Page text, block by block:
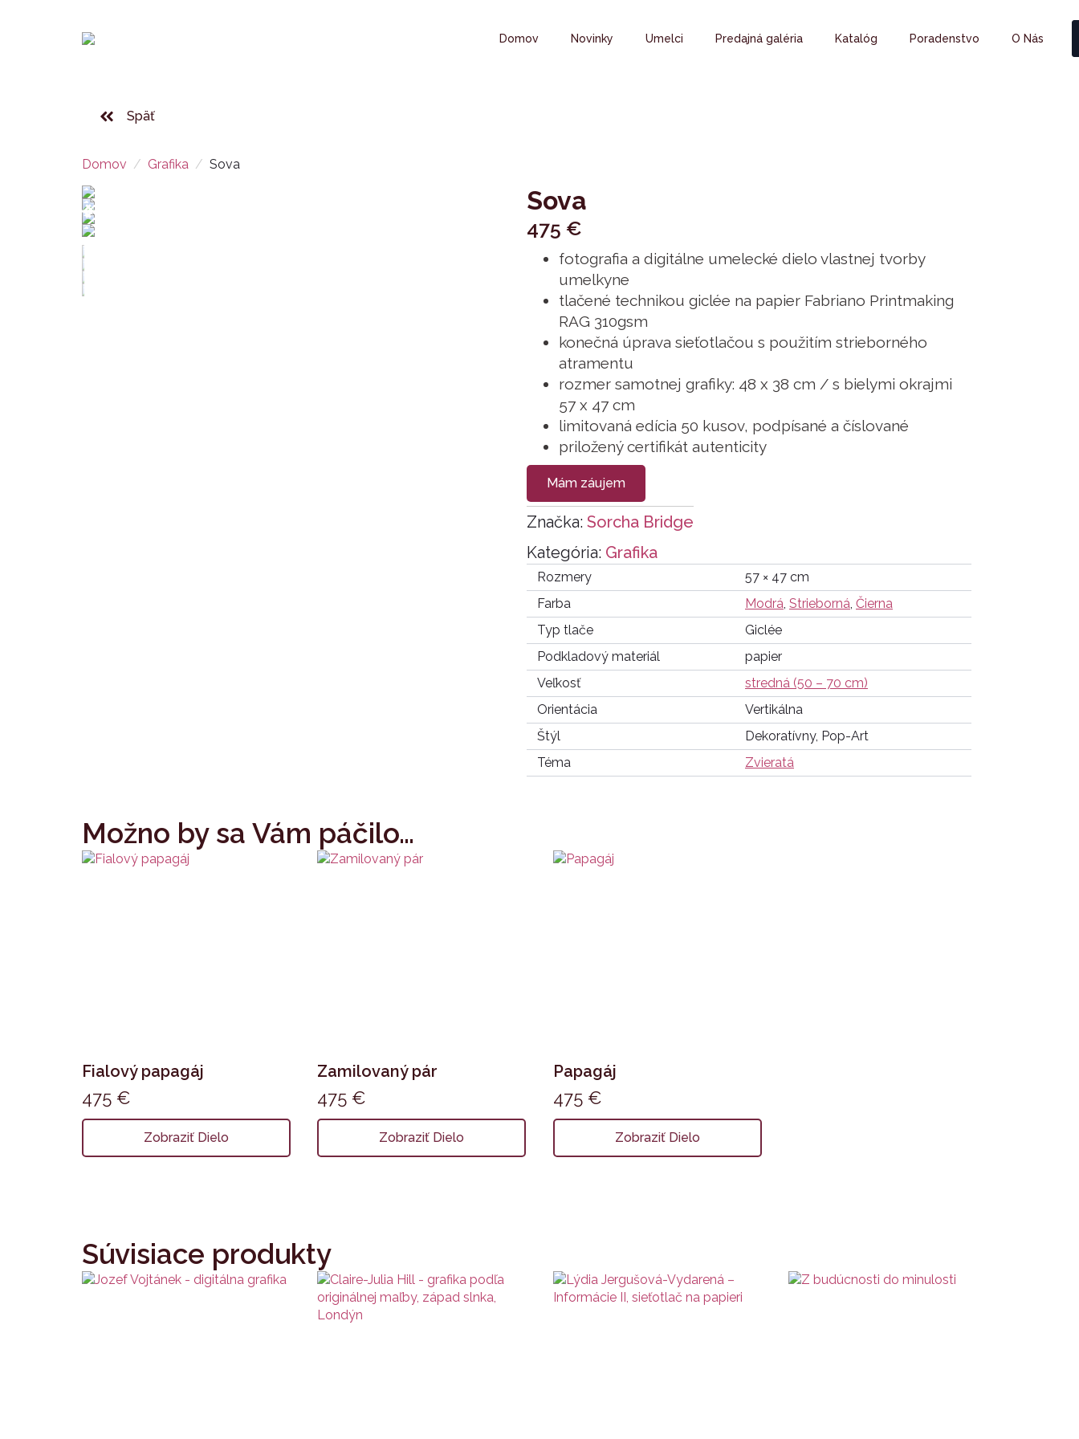
Domov Novinky Umelci Predajná galéria Katalóg Poradenstvo O Nás
Späť
Domov Grafika Sova
Sova
475 €
fotografia a digitálne umelecké dielo vlastnej tvorby
umelkyne
tlačené technikou giclée na papier Fabriano Printmaking
RAG 310gsm
konečná úprava sieťotlačou s použitím strieborného
atramentu
rozmer samotnej grafiky: 48 x 38 cm / s bielymi okrajmi
57 x 47 cm
limitovaná edícia 50 kusov, podpísané a číslované
priložený certifikát autenticity
Mám záujem
Kategória: Grafika
Značka: Sorcha Bridge
Rozmery
57 × 47 cm
Farba
Modrá, Strieborná, Čierna
Typ tlače
Giclée
Podkladový materiál
papier
Veľkosť
stredná (50 – 70 cm)
Orientácia
Vertikálna
Štýl
Dekoratívny, Pop-Art
Téma
Zvieratá
Možno by sa Vám páčilo…
Fialový papagáj
475 €
Zobraziť Dielo
Zamilovaný pár
475 €
Zobraziť Dielo
Papagáj
475 €
Zobraziť Dielo
Súvisiace produkty